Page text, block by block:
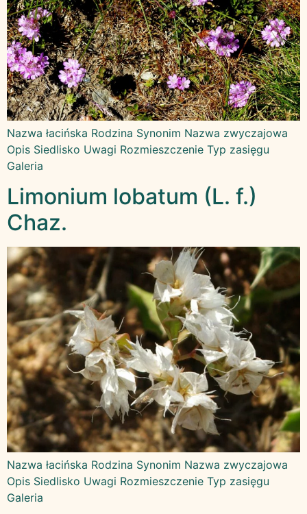
Nazwa łacińska Rodzina Synonim Nazwa zwyczajowa
Opis Siedlisko Uwagi Rozmieszczenie Typ zasięgu
Galeria
Limonium lobatum (L. f.)
Chaz.
Nazwa łacińska Rodzina Synonim Nazwa zwyczajowa
Opis Siedlisko Uwagi Rozmieszczenie Typ zasięgu
Galeria